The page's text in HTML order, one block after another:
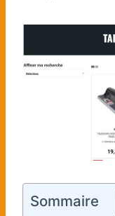
Sommaire